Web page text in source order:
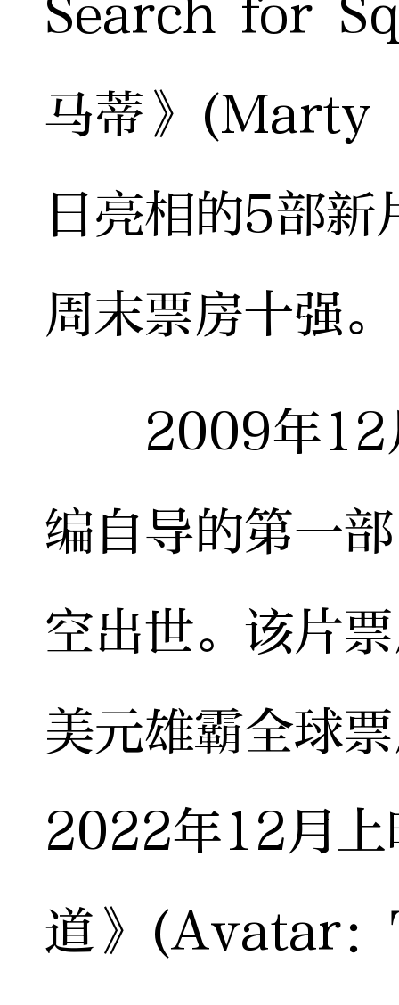
Search for
马蒂》(Marty
日亮相的5部新
周末票房十强。
2009年12
编自导的第一
空出世。该片
美元雄霸全球
2022年12月上
道》(Avatar